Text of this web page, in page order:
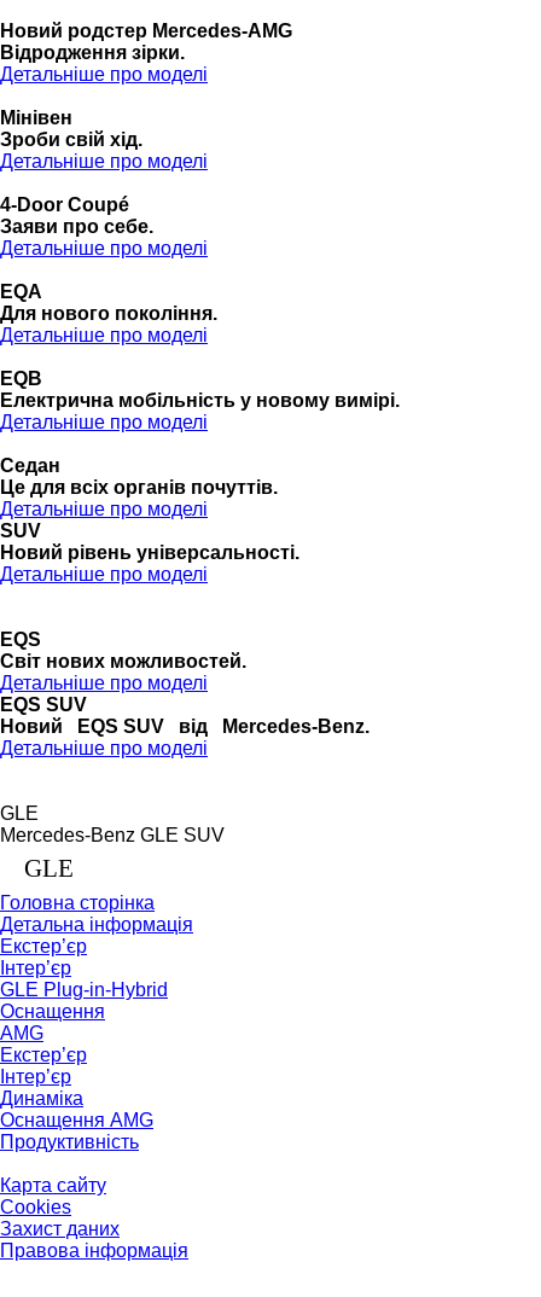
Новий родстер Mercedes-AMG
Відродження зірки.
Детальніше про моделі
Мінівен
Зроби свій хід.
Детальніше про моделі
4-Door Coupé
Заяви про себе.
Детальніше про моделі
EQA
Для нового покоління.
Детальніше про моделі
EQB
Електрична мобільність у новому вимірі.
Детальніше про моделі
Седан
Це для всіх органів почуттів.
Детальніше про моделі
SUV
Новий рівень універсальності.
Детальніше про моделі
EQS
Cвіт нових можливостей.
Детальніше про моделі
EQS SUV
Новий EQS SUV від Mercedes-Benz.
Детальніше про моделі
GLE
Mercedes-Benz GLE SUV
GLE
Головна сторінка
Детальна інформація
Екстер’єр
Інтер’єр
GLE Plug-in-Hybrid
Оснащення
AMG
Екстер’єр
Інтер’єр
Динаміка
Оснащення AMG
Продуктивність
Карта сайту
Cookies
Захист даних
Правова інформація